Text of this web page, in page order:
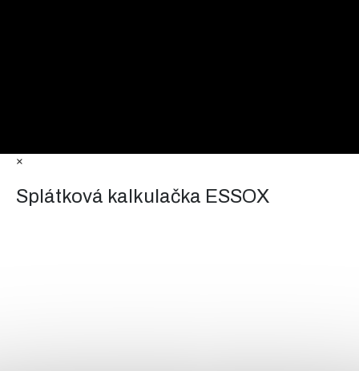
×
Splátková kalkulačka ESSOX